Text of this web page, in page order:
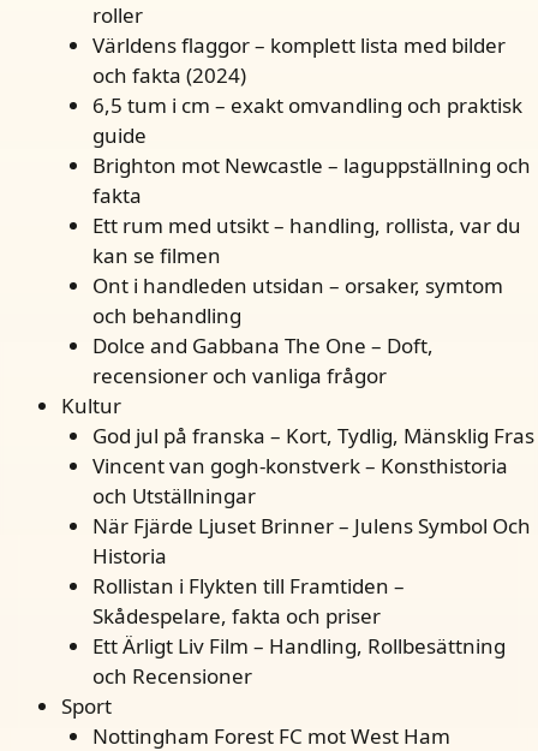
roller
Världens flaggor – komplett lista med bilder
och fakta (2024)
6,5 tum i cm – exakt omvandling och praktisk
guide
Brighton mot Newcastle – laguppställning och
fakta
Ett rum med utsikt – handling, rollista, var du
kan se filmen
Ont i handleden utsidan – orsaker, symtom
och behandling
Dolce and Gabbana The One – Doft,
recensioner och vanliga frågor
Kultur
God jul på franska – Kort, Tydlig, Mänsklig Fras
Vincent van gogh-konstverk – Konsthistoria
och Utställningar
När Fjärde Ljuset Brinner – Julens Symbol Och
Historia
Rollistan i Flykten till Framtiden –
Skådespelare, fakta och priser
Ett Ärligt Liv Film – Handling, Rollbesättning
och Recensioner
Sport
Nottingham Forest FC mot West Ham